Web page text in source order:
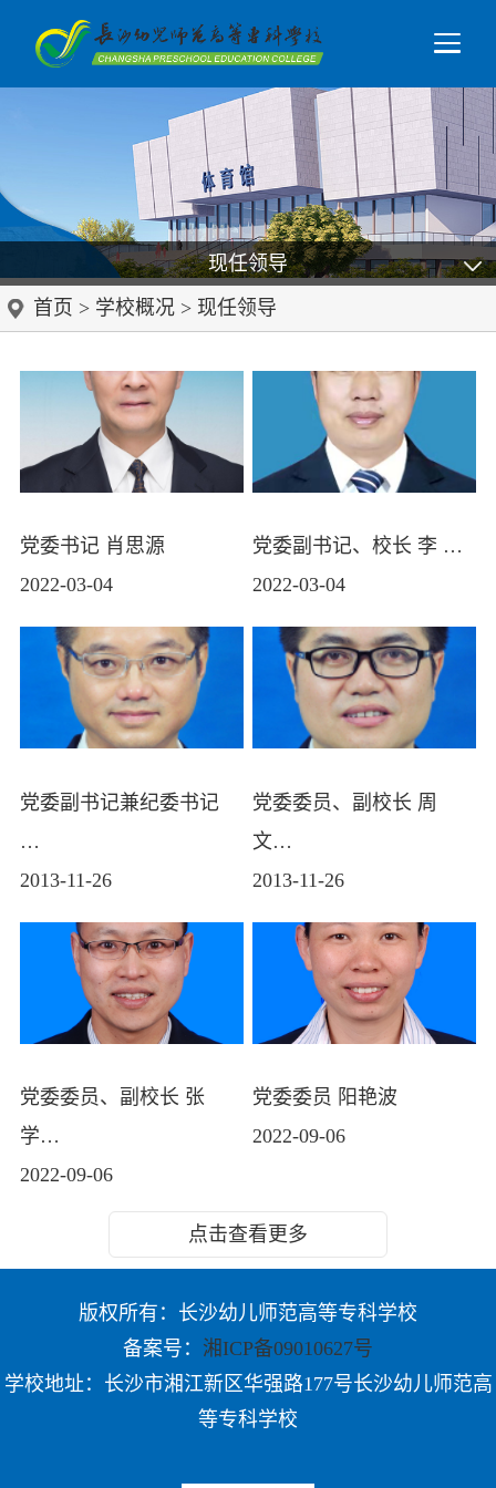
现任领导
首页 > 学校概况 > 现任领导
党委书记 肖思源
2022-03-04
党委副书记、校长 李 …
2022-03-04
党委副书记兼纪委书记
…
2013-11-26
党委委员、副校长 周
文…
2013-11-26
党委委员、副校长 张
学…
2022-09-06
党委委员 阳艳波
2022-09-06
点击查看更多
版权所有：长沙幼儿师范高等专科学校
备案号： 湘ICP备09010627号
学校地址：长沙市湘江新区华强路177号长沙幼儿师范高
等专科学校